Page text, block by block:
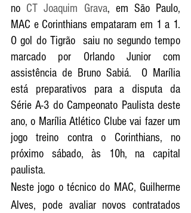
no CT Joaquim Grava, em São Paulo,
MAC e Corinthians empataram em 1 a 1.
O gol do Tigrão  saiu no segundo tempo
marcado por Orlando Junior com
assistência de Bruno Sabiá.  O Marília
está preparativos para a disputa da
Série A-3 do Campeonato Paulista deste
ano, o Marília Atlético Clube vai fazer um
jogo treino contra o Corinthians, no
próximo sábado, às 10h, na capital
paulista.
Neste jogo o técnico do MAC, Guilherme
Alves, pode avaliar novos contratados